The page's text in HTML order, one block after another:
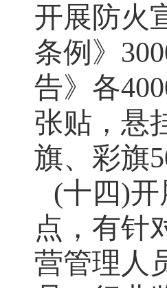
开展防火
条例》
告》各
张贴，悬
旗、彩旗
(十四)
点，有针
营管理人